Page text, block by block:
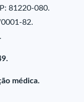
81220-080.
82.
médica.